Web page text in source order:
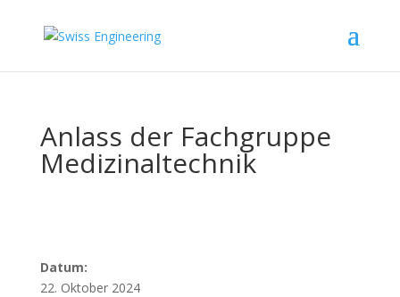
Anlass der Fachgruppe
Medizinaltechnik
Datum:
22. Oktober 2024